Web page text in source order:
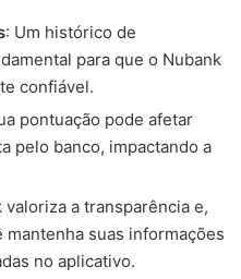
: Um histórico de
para que o Nubank
confiável.
pontuação pode afetar
pelo banco, impactando a
valoriza a transparência e,
suas informações
no aplicativo.